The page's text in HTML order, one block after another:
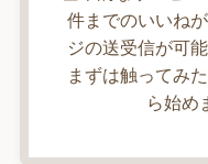
件までのいいね
ジの送受信が可
まずは触ってみ
ら始め